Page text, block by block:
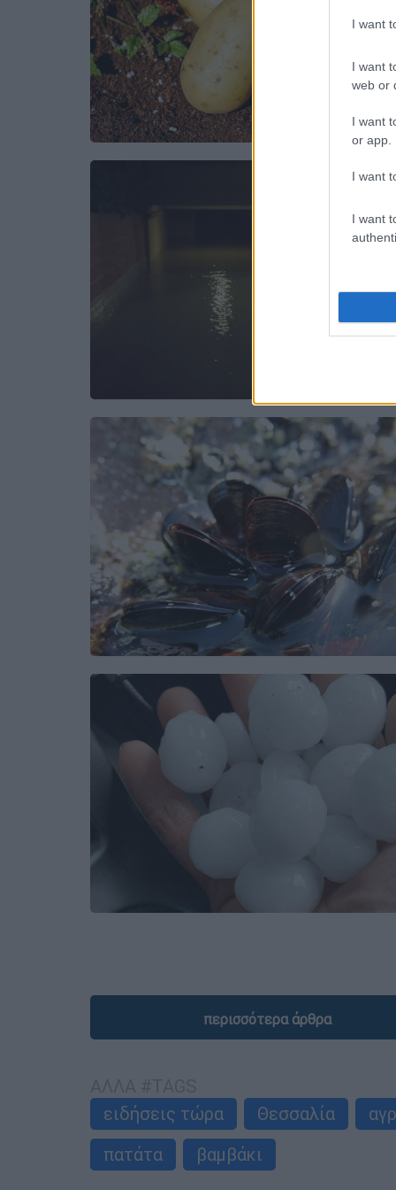
I want
I want
web or
I want
or app.
I want
I want
περισσότερα άρθρα
ειδήσεις τώρα
Θεσσαλία
πατάτα
βαμβάκι